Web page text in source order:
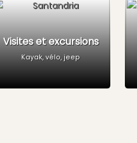
Visites et excursions
Kayak, vélo, jeep